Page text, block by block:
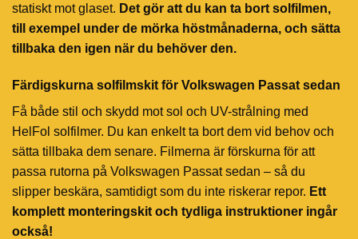
statiskt mot glaset. Det gör att du kan ta bort solfilmen,
till exempel under de mörka höstmånaderna, och sätta
tillbaka den igen när du behöver den.
Färdigskurna solfilmskit för Volkswagen Passat sedan
Få både stil och skydd mot sol och UV-strålning med
HelFol solfilmer. Du kan enkelt ta bort dem vid behov och
sätta tillbaka dem senare. Filmerna är förskurna för att
passa rutorna på Volkswagen Passat sedan – så du
slipper beskära, samtidigt som du inte riskerar repor. Ett
komplett monteringskit och tydliga instruktioner ingår
också!